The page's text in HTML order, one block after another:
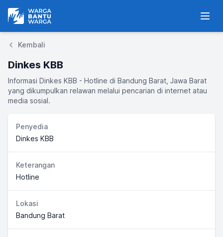
Warga Bantu Warga
Kembali
Dinkes KBB
Informasi Dinkes KBB - Hotline di Bandung Barat, Jawa Barat
yang dikumpulkan relawan melalui pencarian di internet atau
media sosial.
Penyedia
Dinkes KBB
Keterangan
Hotline
Lokasi
Bandung Barat